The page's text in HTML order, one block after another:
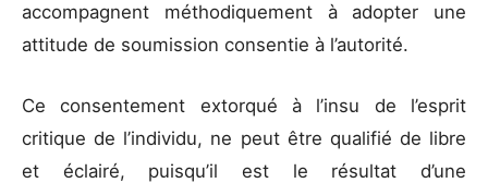
accompagnent méthodiquement à adopter une
attitude de soumission consentie à l’autorité.
Ce consentement extorqué à l’insu de l’esprit
critique de l’individu, ne peut être qualifié de libre
et éclairé, puisqu’il est le résultat d’une